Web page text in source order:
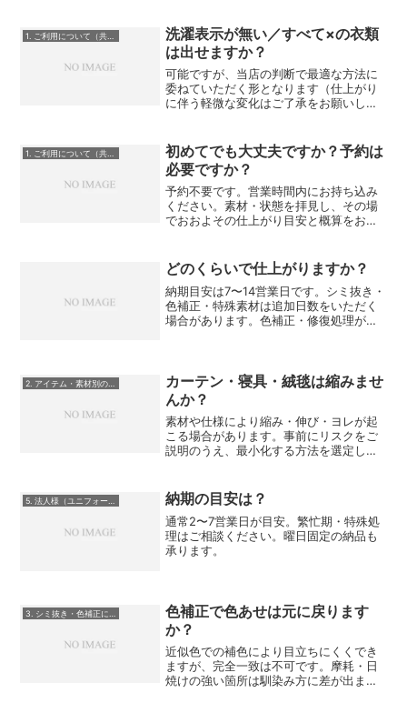
洗濯表示が無い／すべて×の衣類
は出せますか？
可能ですが、当店の判断で最適な方法に
委ねていただく形となります（仕上がり
に伴う軽微な変化はご了承をお願いしま
初めてでも大丈夫ですか？予約は
必要ですか？
予約不要です。営業時間内にお持ち込み
ください。素材・状態を拝見し、その場
でおおよその仕上がり目安と概算をお伝
どのくらいで仕上がりますか？
納期目安は7〜14営業日です。シミ抜き・
色補正・特殊素材は追加日数をいただく
場合があります。色補正・修復処理があ
こともありますので...
カーテン・寝具・絨毯は縮みませ
んか？
素材や仕様により縮み・伸び・ヨレが起
こる場合があります。事前にリスクをご
説明のうえ、最小化する方法を選定しま
5. 法人様（ユニフォーム・制服）向け 納期の目安は？
通常2〜7営業日が目安。繁忙期・特殊処
理はご相談ください。曜日固定の納品も
承ります。
色補正で色あせは元に戻ります
か？
近似色での補色により目立ちにくくでき
ますが、完全一致は不可です。摩耗・日
焼けの強い箇所は馴染み方に差が出ま